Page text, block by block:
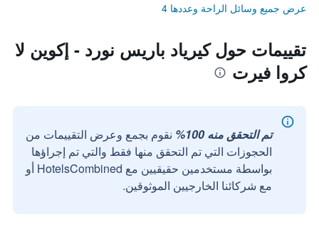
عرض جميع وسائل الراحة وعددها 4
تقييمات حول كيرياد باريس نورد - إكوين لا
كروا فيرت
تم التحقق منه 100%
نقوم بجمع وعرض التقييمات من
الحجوزات التي تم التحقق منها فقط والتي تم إجراؤها
بواسطة مستخدمين حقيقيين مع HotelsCombined أو
مع شركائنا الخارجيين الموثوقين.